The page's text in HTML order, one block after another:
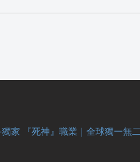
家 『死神』職業｜全球獨一無